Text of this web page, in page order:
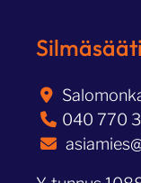
040 770